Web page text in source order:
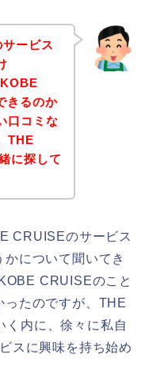
ービス
きるのか
口コミな
THE
に探して
CRUISEのサービス
について聞いてき
CRUISEのこと
ったのですが、THE
く内に、徐々に私自
スに興味を持ち始め